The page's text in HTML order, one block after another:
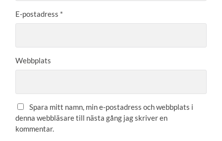
E-postadress *
Webbplats
Spara mitt namn, min e-postadress och webbplats i
denna webbläsare till nästa gång jag skriver en
kommentar.